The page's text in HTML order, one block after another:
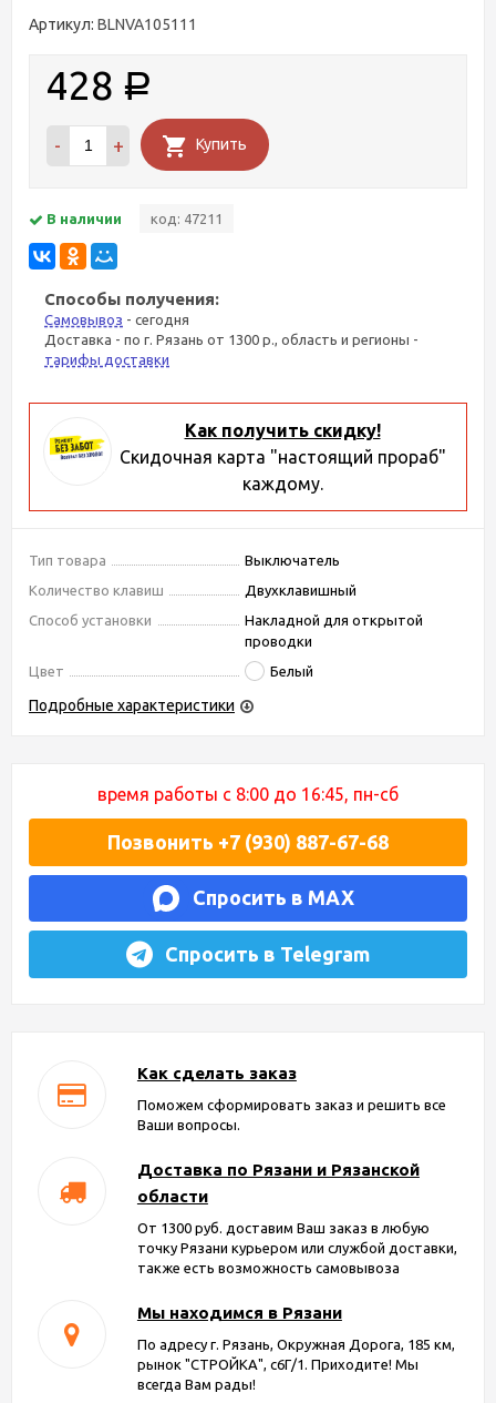
Артикул: BLNVA105111
428 Р
- + Купить
В наличии код: 47211
Способы получения:
Самовывоз - сегодня
Доставка - по г. Рязань от 1300 р., область и регионы -
тарифы доставки
Как получить скидку!
Скидочная карта "настоящий прораб"
каждому.
Тип товара
Выключатель
Количество клавиш
Двухклавишный
Способ установки
Накладной для открытой
проводки
Цвет
Белый
Подробные характеристики
время работы с 8:00 до 16:45, пн-сб
Позвонить +7 (930) 887-67-68
Спросить в MAX
Спросить в Telegram
Как сделать заказ
Поможем сформировать заказ и решить все
Ваши вопросы.
Доставка по Рязани и Рязанской
области
От 1300 руб. доставим Ваш заказ в любую
точку Рязани курьером или службой доставки,
также есть возможность самовывоза
Мы находимся в Рязани
По адресу г. Рязань, Окружная Дорога, 185 км,
рынок "СТРОЙКА", с6Г/1. Приходите! Мы
всегда Вам рады!